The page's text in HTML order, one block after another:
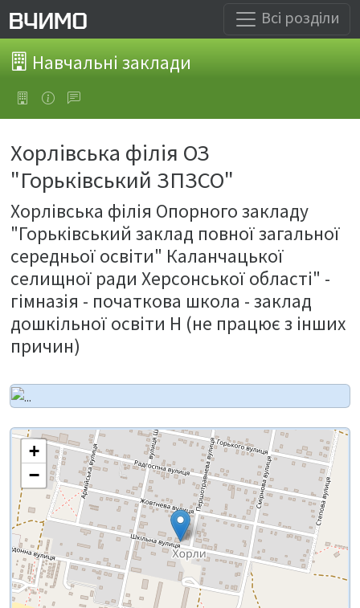
Всі розділи
Навчальні заклади
Хорлівська філія ОЗ
"Горьківський ЗПЗСО"
Хорлівська філія Опорного закладу
"Горьківський заклад повної загальної
середньої освіти" Каланчацької
селищної ради Херсонської області" -
гімназія - початкова школа - заклад
дошкільної освіти Н (не працює з інших
причин)
+
−